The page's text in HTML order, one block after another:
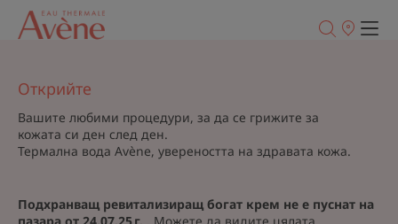
Точки
Подхранващ ревитализиращ богат крем не е пуснат на
Открийте
Вашите любими процедури, за да се грижите за
кожата си ден след ден.
Термална вода Avène, увереността на здравата кожа.